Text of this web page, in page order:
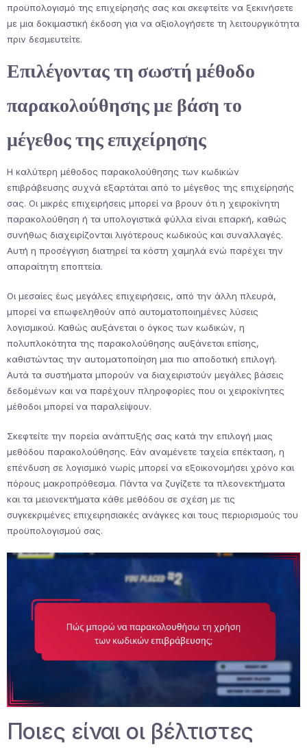
προϋπολογισμό της επιχείρησής σας και σκεφτείτε να ξεκινήσετε
με μια δοκιμαστική έκδοση για να αξιολογήσετε τη λειτουργικότητα
πριν δεσμευτείτε.
Επιλέγοντας τη σωστή μέθοδο
παρακολούθησης με βάση το
μέγεθος της επιχείρησης
Η καλύτερη μέθοδος παρακολούθησης των κωδικών
επιβράβευσης συχνά εξαρτάται από το μέγεθος της επιχείρησής
σας. Οι μικρές επιχειρήσεις μπορεί να βρουν ότι η χειροκίνητη
παρακολούθηση ή τα υπολογιστικά φύλλα είναι επαρκή, καθώς
συνήθως διαχειρίζονται λιγότερους κωδικούς και συναλλαγές.
Αυτή η προσέγγιση διατηρεί τα κόστη χαμηλά ενώ παρέχει την
απαραίτητη εποπτεία.
Οι μεσαίες έως μεγάλες επιχειρήσεις, από την άλλη πλευρά,
μπορεί να επωφεληθούν από αυτοματοποιημένες λύσεις
λογισμικού. Καθώς αυξάνεται ο όγκος των κωδικών, η
πολυπλοκότητα της παρακολούθησης αυξάνεται επίσης,
καθιστώντας την αυτοματοποίηση μια πιο αποδοτική επιλογή.
Αυτά τα συστήματα μπορούν να διαχειριστούν μεγάλες βάσεις
δεδομένων και να παρέχουν πληροφορίες που οι χειροκίνητες
μέθοδοι μπορεί να παραλείψουν.
Σκεφτείτε την πορεία ανάπτυξής σας κατά την επιλογή μιας
μεθόδου παρακολούθησης. Εάν αναμένετε ταχεία επέκταση, η
επένδυση σε λογισμικό νωρίς μπορεί να εξοικονομήσει χρόνο και
πόρους μακροπρόθεσμα. Πάντα να ζυγίζετε τα πλεονεκτήματα
και τα μειονεκτήματα κάθε μεθόδου σε σχέση με τις
συγκεκριμένες επιχειρησιακές ανάγκες και τους περιορισμούς του
προϋπολογισμού σας.
Ποιες είναι οι βέλτιστες